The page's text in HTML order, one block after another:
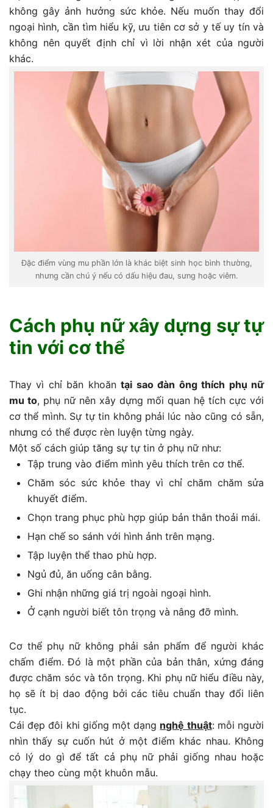
không gây ảnh hưởng sức khỏe. Nếu muốn thay đổi
ngoại hình, cần tìm hiểu kỹ, ưu tiên cơ sở y tế uy tín và
không nên quyết định chỉ vì lời nhận xét của người
khác.
Đặc điểm vùng mu phần lớn là khác biệt sinh học bình thường,
nhưng cần chú ý nếu có dấu hiệu đau, sưng hoặc viêm.
Cách phụ nữ xây dựng sự tự
tin với cơ thể
Thay vì chỉ băn khoăntại sao đàn ông thích phụ nữ
mu to, phụ nữ nên xây dựng mối quan hệ tích cực với
cơ thể mình. Sự tự tin không phải lúc nào cũng có sẵn,
nhưng có thể được rèn luyện từng ngày.
Một số cách giúp tăng sự tự tin ở phụ nữ như:
Tập trung vào điểm mình yêu thích trên cơ thể.
Chăm sóc sức khỏe thay vì chỉ chăm chăm sửa
khuyết điểm.
Chọn trang phục phù hợp giúp bản thân thoải mái.
Hạn chế so sánh với hình ảnh trên mạng.
Tập luyện thể thao phù hợp.
Ngủ đủ, ăn uống cân bằng.
Ghi nhận những giá trị ngoài ngoại hình.
Ở cạnh người biết tôn trọng và nâng đỡ mình.
Cơ thể phụ nữ không phải sản phẩm để người khác
chấm điểm. Đó là một phần của bản thân, xứng đáng
được chăm sóc và tôn trọng. Khi phụ nữ hiểu điều này,
họ sẽ ít bị dao động bởi các tiêu chuẩn thay đổi liên
tục.
Cái đẹp đôi khi giống một dạng nghệ thuật: mỗi người
nhìn thấy sự cuốn hút ở một điểm khác nhau. Không
có lý do gì để tất cả phụ nữ phải giống nhau hoặc
chạy theo cùng một khuôn mẫu.